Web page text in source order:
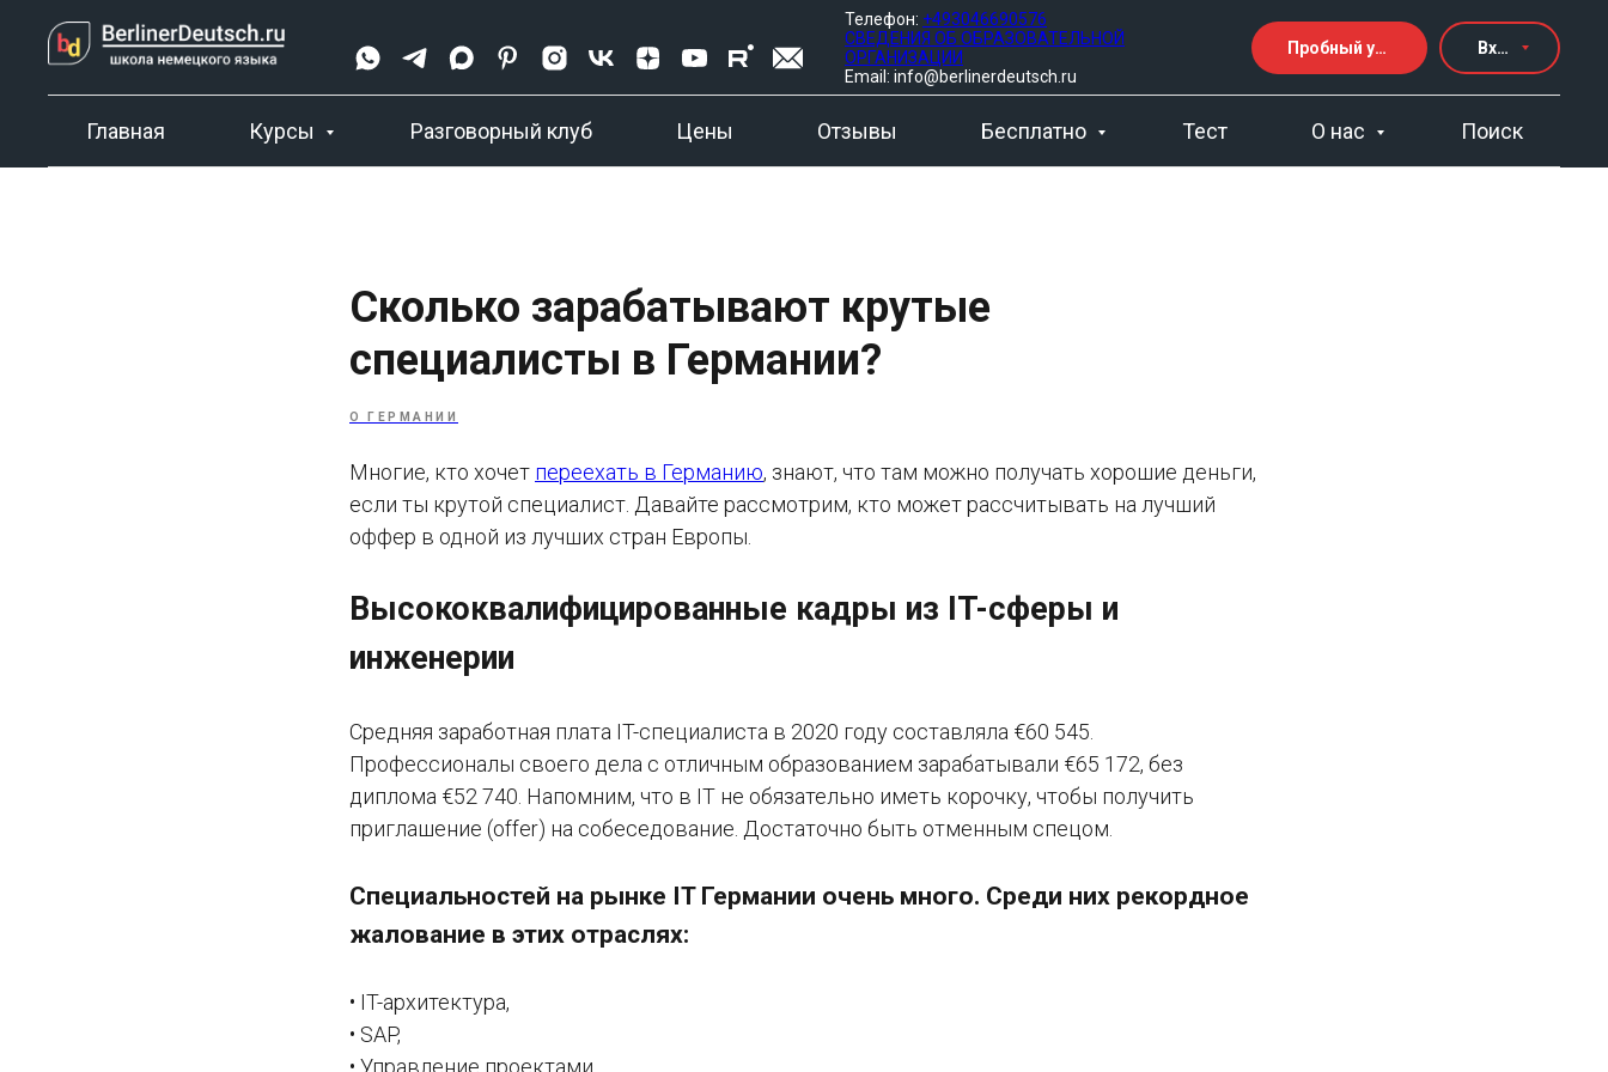
Телефон: +493046690576
СВЕДЕНИЯ ОБ ОБРАЗОВАТЕЛЬНОЙ
ОРГАНИЗАЦИИ
Email: info@berlinerdeutsch.ru
Пробный урок Вход
Главная Курсы Разговорный клуб Цены Отзывы Бесплатно Тест О нас Поиск
Сколько зарабатывают крутые
специалисты в Германии?
О ГЕРМАНИИ
Многие, кто хочет переехать в Германию, знают, что там можно получать хорошие деньги,
если ты крутой специалист. Давайте рассмотрим, кто может рассчитывать на лучший
оффер в одной из лучших стран Европы.
Высококвалифицированные кадры из IT-сферы и
инженерии
Средняя заработная плата IT-специалиста в 2020 году составляла €60 545.
Профессионалы своего дела с отличным образованием зарабатывали €65 172, без
диплома €52 740. Напомним, что в IT не обязательно иметь корочку, чтобы получить
приглашение (offer) на собеседование. Достаточно быть отменным спецом.
Специальностей на рынке IT Германии очень много. Среди них рекордное
жалование в этих отраслях:
• IT-архитектура,
• SAP,
• Управление проектами,